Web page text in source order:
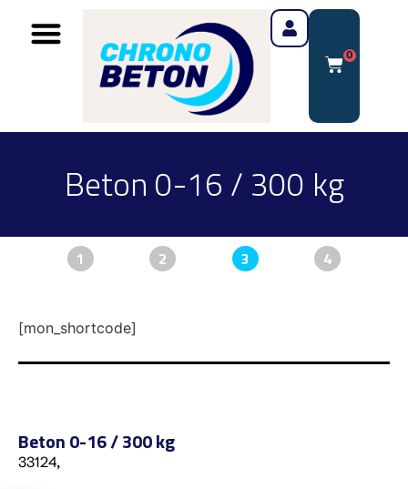
0
Beton 0-16 / 300 kg
1 2 3 4
[mon_shortcode]
Beton 0-16 / 300 kg
33124,